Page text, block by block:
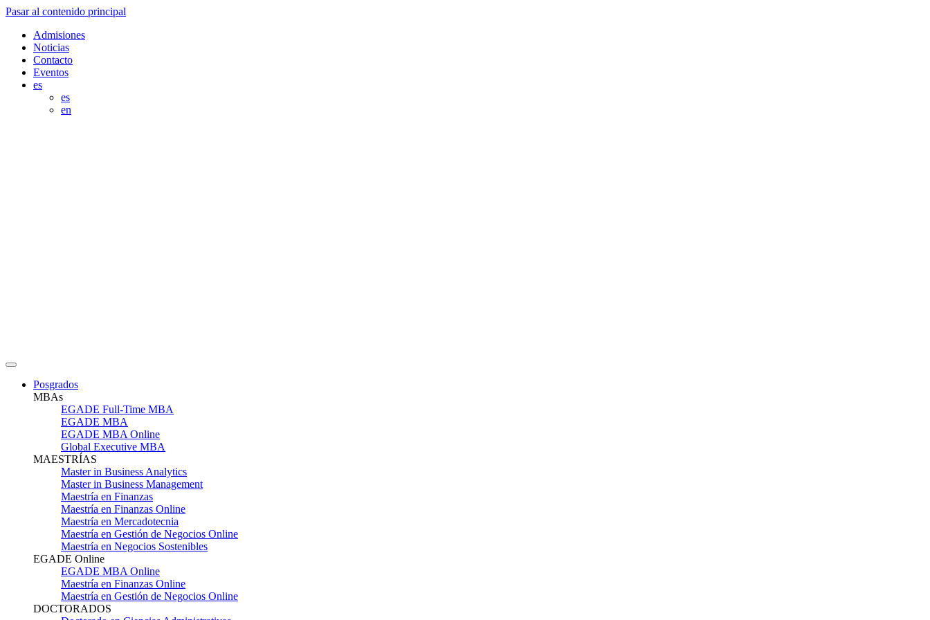
Pasar al contenido principal
Admisiones
Noticias
Contacto
Eventos
es
es
en
Posgrados
MBAs
EGADE Full-Time MBA
EGADE MBA
EGADE MBA Online
Global Executive MBA
MAESTRÍAS
Master in Business Analytics
Master in Business Management
Maestría en Finanzas
Maestría en Finanzas Online
Maestría en Mercadotecnia
Maestría en Gestión de Negocios Online
Maestría en Negocios Sostenibles
EGADE Online
EGADE MBA Online
Maestría en Finanzas Online
Maestría en Gestión de Negocios Online
DOCTORADOS